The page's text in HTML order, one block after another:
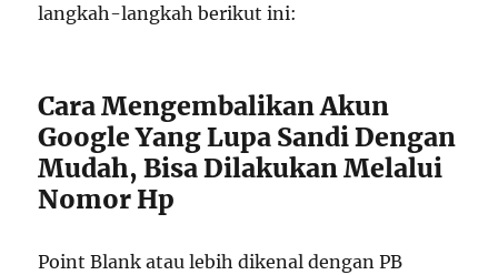
langkah-langkah berikut ini:
Cara Mengembalikan Akun
Google Yang Lupa Sandi Dengan
Mudah, Bisa Dilakukan Melalui
Nomor Hp
Point Blank atau lebih dikenal dengan PB